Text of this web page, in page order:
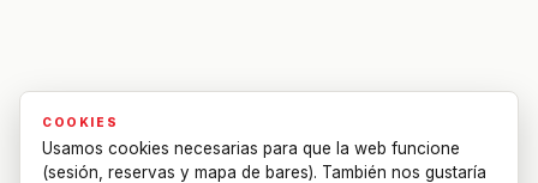
COOKIES
Usamos cookies necesarias para que la web funcione
(sesión, reservas y mapa de bares). También nos gustaría